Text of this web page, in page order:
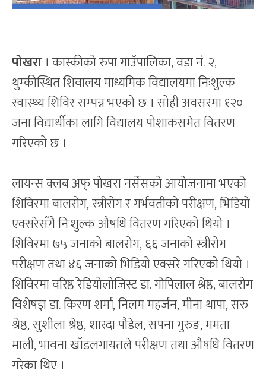
पोखरा । कास्कीको रुपा गाउँपालिका, वडा नं. २,
थुम्कीस्थित शिवालय माध्यमिक विद्यालयमा निःशुल्क
स्वास्थ्य शिविर सम्पन्न भएको छ । सोही अवसरमा १२०
जना विद्यार्थीका लागि विद्यालय पोशाकसमेत वितरण
गरिएको छ ।
लायन्स क्लब अफ् पोखरा नर्सेसको आयोजनामा भएको
शिविरमा बालरोग, स्त्रीरोग र गर्भवतीको परीक्षण, भिडियो
एक्सरेसँगै निःशुल्क औषधि वितरण गरिएको थियो ।
शिविरमा ७५ जनाको बालरोग, ६६ जनाको स्त्रीरोग
परीक्षण तथा ४६ जनाको भिडियो एक्सरे गरिएको थियो ।
शिविरमा वरिष्ठ रेडियोलोजिस्ट डा. गोपिलाल श्रेष्ठ, बालरोग
विशेषज्ञ डा. किरण शर्मा, निलम महर्जन, मीना थापा, सरु
श्रेष्ठ, सुशीला श्रेष्ठ, शारदा पौडेल, सपना गुरुङ, ममता
माली, भावना खाँडलगायतले परीक्षण तथा औषधि वितरण
गरेका थिए ।